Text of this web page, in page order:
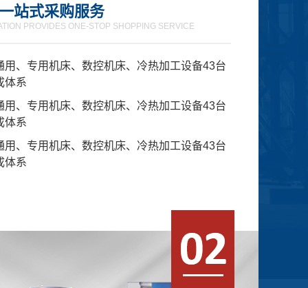
站式采购服务
PROVIDES ONE-STOP SHOPPING SERVICE
、专用机床、数控机床、冷热加工设备43台
体系
、专用机床、数控机床、冷热加工设备43台
体系
、专用机床、数控机床、冷热加工设备43台
体系